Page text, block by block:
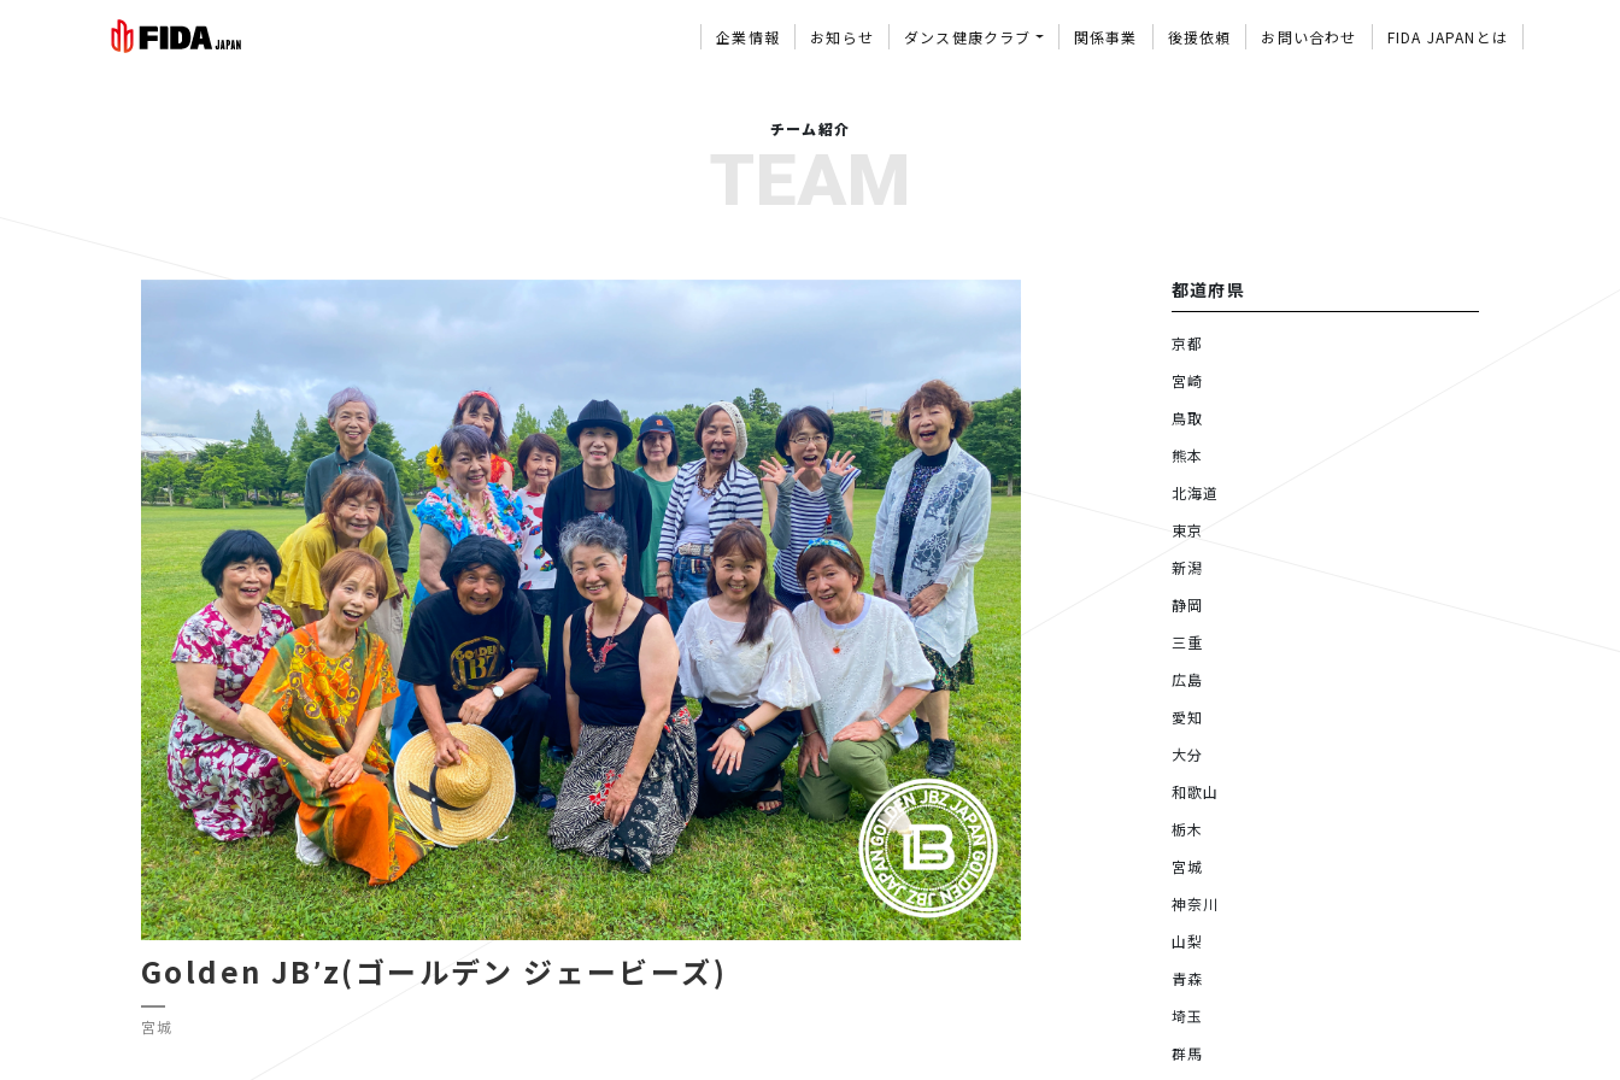
企業情報 お知らせ ダンス健康クラブ 関係事業 後援依頼 お問い合わせ FIDA JAPANとは
チーム紹介
TEAM
Golden JBʼz(ゴールデン ジェービーズ)
宮城
都道府県
京都
宮崎
鳥取
熊本
北海道
東京
新潟
静岡
三重
広島
愛知
大分
和歌山
栃木
宮城
神奈川
山梨
青森
埼玉
群馬